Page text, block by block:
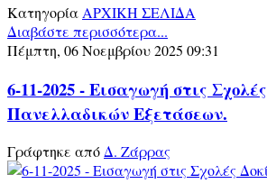
Κατηγορία ΑΡΧΙΚΗ ΣΕΛΙΔΑ
Διαβάστε περισσότερα...
Πέμπτη, 06 Νοεμβρίου 2025 09:31
6-11-2025 - Εισαγωγή στις
Πανελλαδικών Εξετάσεων.
Γράφτηκε απόΔ. Ζάρρας